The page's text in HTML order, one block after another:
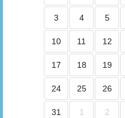
3 4 5
10 11 12
17 18 19
24 25 26
31 1 2